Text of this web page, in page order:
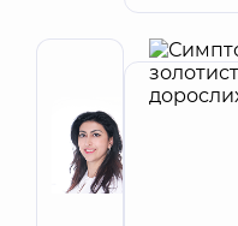
Автор
Дадаян